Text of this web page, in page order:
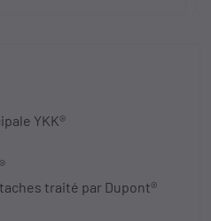
YKK®
traité par Dupont®